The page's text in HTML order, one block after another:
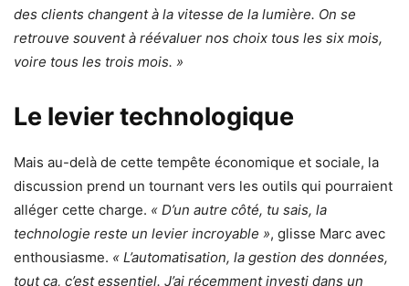
des clients changent à la vitesse de la lumière. On se
retrouve souvent à réévaluer nos choix tous les six mois,
voire tous les trois mois. »
Le levier technologique
Mais au-delà de cette tempête économique et sociale, la
discussion prend un tournant vers les outils qui pourraient
alléger cette charge. « D’un autre côté, tu sais, la
technologie reste un levier incroyable », glisse Marc avec
enthousiasme. « L’automatisation, la gestion des données,
tout ça, c’est essentiel. J’ai récemment investi dans un